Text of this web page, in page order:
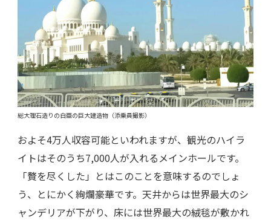
総大理石造りの白亜の巨大建造物（添乗員撮影）
およそ4万人収容可能といわれますが、観光のハイラ
イトはそのうち7,000人が入れるメインホールです。
「贅を尽くした」とはこのことを意味するのでしょ
う、とにかく絢爛豪華です。天井からは世界最大のシ
ャンデリアが下がり、床には世界最大の絨毯が敷かれ